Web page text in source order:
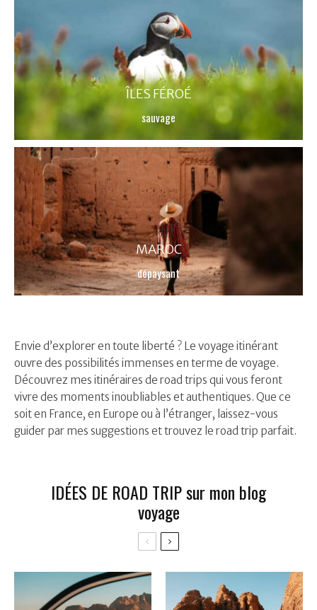
ÎLES FÉROÉ
sauvage
MAROC
dépaysant
Envie d’explorer en toute liberté ? Le voyage itinérant
ouvre des possibilités immenses en terme de voyage.
Découvrez mes itinéraires de road trips qui vous feront
vivre des moments inoubliables et authentiques. Que ce
soit en France, en Europe ou à l’étranger, laissez-vous
guider par mes suggestions et trouvez le road trip parfait.
IDÉES DE ROAD TRIP sur mon blog
voyage